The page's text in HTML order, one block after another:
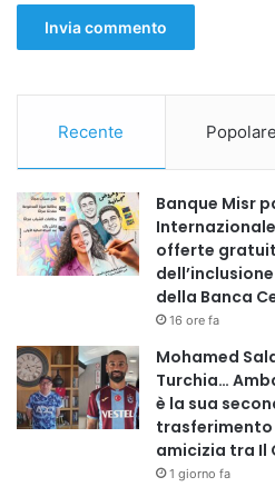
nuovo sistema energetico
VVER-1200, una delle
Il progetto è regolato dagli
2017, secondo i quali la parte
●costruire l’intera centrale
●fornire combustibile nucleare
operativa
●formare il personale egiziano
per i primi dieci anni
Recente Popolare
Banque Misr
offerte
della Banca
16 ore fa
Mohamed
Turchia…
è la sua
amicizia tra Il
1 giorno fa